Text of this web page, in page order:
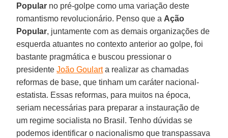
Popular no pré-golpe como uma variação deste
romantismo revolucionário. Penso que a Ação
Popular, juntamente com as demais organizações de
esquerda atuantes no contexto anterior ao golpe, foi
bastante pragmática e buscou pressionar o
presidenteJoão Goularta realizar as chamadas
reformas de base, que tinham um caráter nacional-
estatista. Essas reformas, para muitos na época,
seriam necessárias para preparar a instauração de
um regime socialista no Brasil. Tenho dúvidas se
podemos identificar o nacionalismo que transpassava